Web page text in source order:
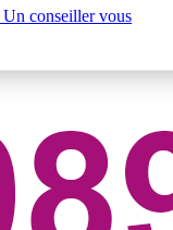
Un conseiller vous